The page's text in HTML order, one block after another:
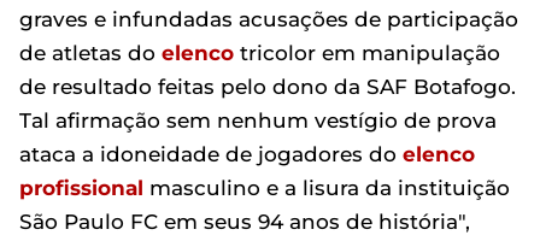
graves e infundadas acusações de participação
de atletas do elenco tricolor em manipulação
de resultado feitas pelo dono da SAF Botafogo.
Tal afirmação sem nenhum vestígio de prova
ataca a idoneidade de jogadores do elenco
profissional masculino e a lisura da instituição
São Paulo FC em seus 94 anos de história",